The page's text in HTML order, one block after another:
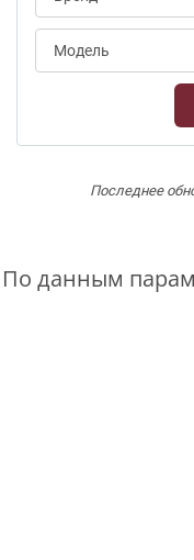
Последнее
По данным